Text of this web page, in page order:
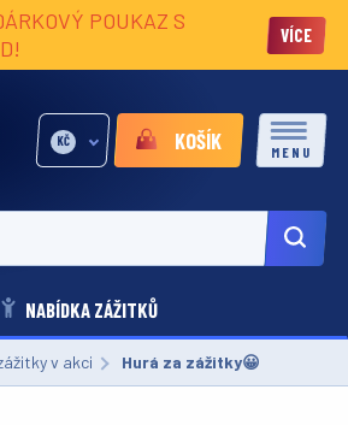
POUKAZ S
VÍCE
KČ KOŠÍK MENU
NABÍDKA ZÁŽITKŮ
v akci Aktuální:
Hurá za zážitky😀